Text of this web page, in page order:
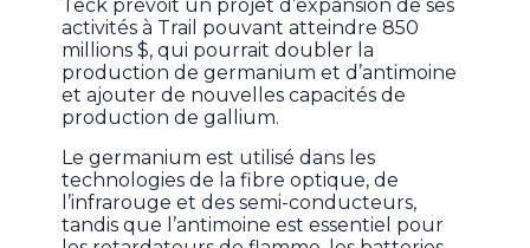
Teck prévoit un projet d’expansion de ses
activités à Trail pouvant atteindre 850
millions $, qui pourrait doubler la
production de germanium et d’antimoine
et ajouter de nouvelles capacités de
production de gallium.
Le germanium est utilisé dans les
technologies de la fibre optique, de
l’infrarouge et des semi-conducteurs,
tandis que l’antimoine est essentiel pour